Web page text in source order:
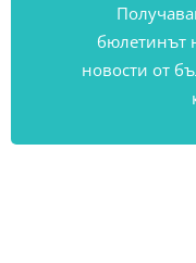
бюлетинът
новости от